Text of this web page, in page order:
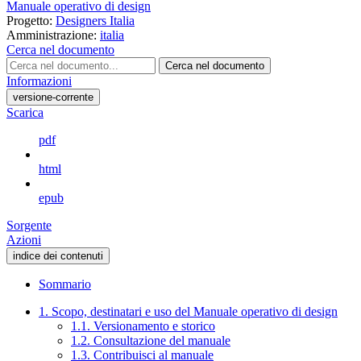
Manuale operativo di design
Progetto: Designers Italia
Amministrazione: italia
Cerca nel documento
Cerca nel documento
Informazioni
versione-corrente
Scarica
pdf
html
epub
Sorgente
Azioni
indice dei contenuti
Sommario
1. Scopo, destinatari e uso del Manuale operativo di design
1.1. Versionamento e storico
1.2. Consultazione del manuale
1.3. Contribuisci al manuale